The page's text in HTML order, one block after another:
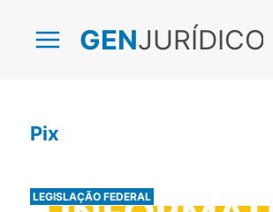
GENJURÍDICO
Pix
LEGISLAÇÃO FEDERAL